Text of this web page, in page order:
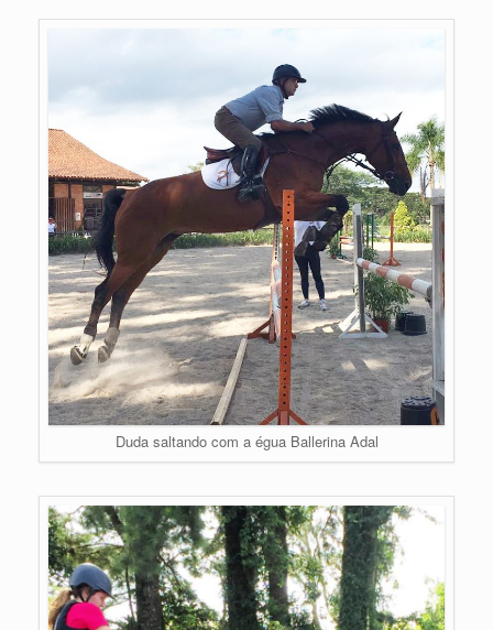
Duda saltando com a égua Ballerina Adal